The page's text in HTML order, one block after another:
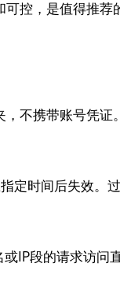
控，是值得推荐
不携带账号凭
定时间后失效。
IP段的请求访问